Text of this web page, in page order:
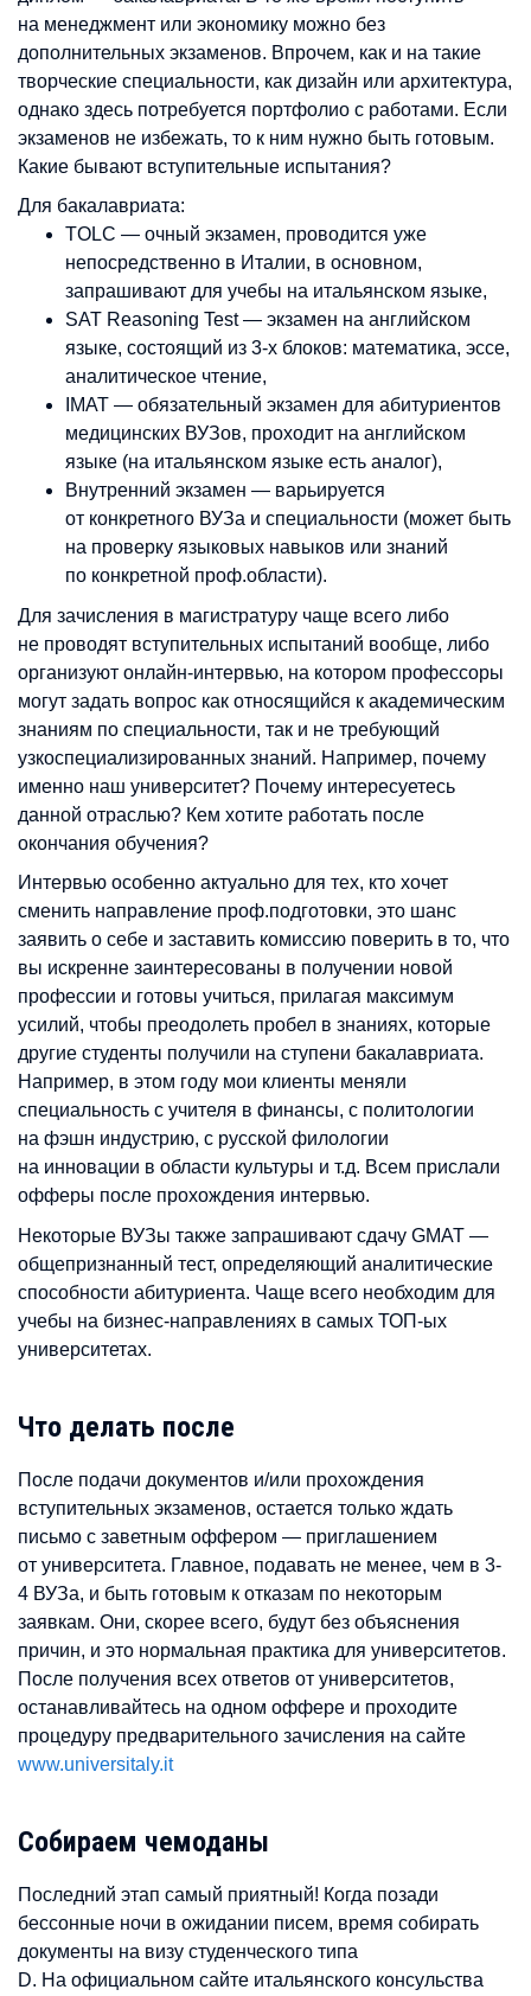
на менеджмент или экономику можно без
дополнительных экзаменов. Впрочем, как и на такие
творческие специальности, как дизайн или архитектура,
однако здесь потребуется портфолио с работами. Если
экзаменов не избежать, то к ним нужно быть готовым.
Какие бывают вступительные испытания?
Для бакалавриата:
TOLC — очный экзамен, проводится уже
непосредственно в Италии, в основном,
запрашивают для учебы на итальянском языке,
SAT Reasoning Test — экзамен на английском
языке, состоящий из 3-х блоков: математика, эссе,
аналитическое чтение,
IMAT — обязательный экзамен для абитуриентов
медицинских ВУЗов, проходит на английском
языке (на итальянском языке есть аналог),
Внутренний экзамен — варьируется
от конкретного ВУЗа и специальности (может быть
на проверку языковых навыков или знаний
по конкретной проф.области).
Для зачисления в магистратуру чаще всего либо
не проводят вступительных испытаний вообще, либо
организуют онлайн-интервью, на котором профессоры
могут задать вопрос как относящийся к академическим
знаниям по специальности, так и не требующий
узкоспециализированных знаний. Например, почему
именно наш университет? Почему интересуетесь
данной отраслью? Кем хотите работать после
окончания обучения?
Интервью особенно актуально для тех, кто хочет
сменить направление проф.подготовки, это шанс
заявить о себе и заставить комиссию поверить в то, что
вы искренне заинтересованы в получении новой
профессии и готовы учиться, прилагая максимум
усилий, чтобы преодолеть пробел в знаниях, которые
другие студенты получили на ступени бакалавриата.
Например, в этом году мои клиенты меняли
специальность с учителя в финансы, с политологии
на фэшн индустрию, с русской филологии
на инновации в области культуры и т.д. Всем прислали
офферы после прохождения интервью.
Некоторые ВУЗы также запрашивают сдачу GMAT —
общепризнанный тест, определяющий аналитические
способности абитуриента. Чаще всего необходим для
учебы на бизнес-направлениях в самых ТОП-ых
университетах.
Что делать после
После подачи документов и/или прохождения
вступительных экзаменов, остается только ждать
письмо с заветным оффером — приглашением
от университета. Главное, подавать не менее, чем в 3-
4 ВУЗа, и быть готовым к отказам по некоторым
заявкам. Они, скорее всего, будут без объяснения
причин, и это нормальная практика для университетов.
После получения всех ответов от университетов,
останавливайтесь на одном оффере и проходите
процедуру предварительного зачисления на сайте
www.universitaly.it
Собираем чемоданы
Последний этап самый приятный! Когда позади
бессонные ночи в ожидании писем, время собирать
документы на визу студенческого типа
D. На официальном сайте итальянского консульства